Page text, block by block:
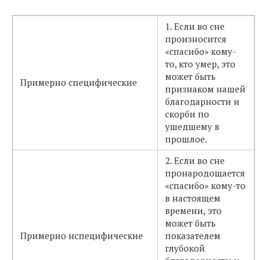
Примерно специфические
1. Если во сне
произносится
«спасибо» кому-
то, кто умер, это
может быть
признаком нашей
благодарности и
скорби по
ушедшему в
прошлое.
Примерно нспецифические
2. Если во сне
пронародощается
«спасибо» кому-то
в настоящем
времени, это
может быть
показателем
глубокой